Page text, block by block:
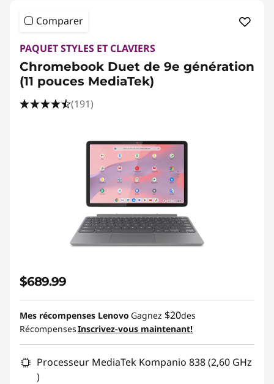
Comparer
PAQUET STYLES ET CLAVIERS
Chromebook Duet de 9e génération
(11 pouces MediaTek)
(191)
$689.99
Mes récompenses Lenovo Gagnez $20des
RécompensesInscrivez-vous maintenant!
Processeur MediaTek Kompanio 838 (2,60 GHz
)